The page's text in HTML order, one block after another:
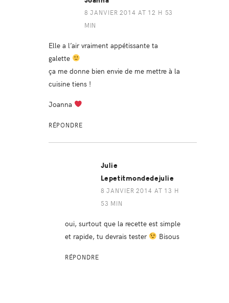
8 JANVIER 2014 AT 12 H 53
MIN
Elle a l’air vraiment appétissante ta
galette
ça me donne bien envie de me mettre à la
cuisine tiens !
Joanna
RÉPONDRE
Julie
Lepetitmondedejulie
8 JANVIER 2014 AT 13 H
53 MIN
oui, surtout que la recette est simple
et rapide, tu devrais tester
Bisous
RÉPONDRE